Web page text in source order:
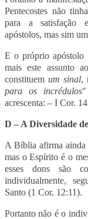
Pentecostes não
para a satisfação
apóstolos, mas sim
E o próprio apóstolo
mais este assunto
constituem um sinal,
para os incrédulos"
acrescenta: – I Cor.
D – A Diversidade
A Bíblia afirma ainda
mas o Espírito é o
esses dons são
individualmente,
Santo (1 Cor. 12:11).
Portanto não é o